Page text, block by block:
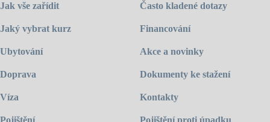
Jak vše zařídit
Jaký vybrat kurz
Ubytování
Doprava
Víza
Pojištění
Často kladené dotazy
Financování
Akce a novinky
Dokumenty ke stažení
Kontakty
Pojištění proti úpadku